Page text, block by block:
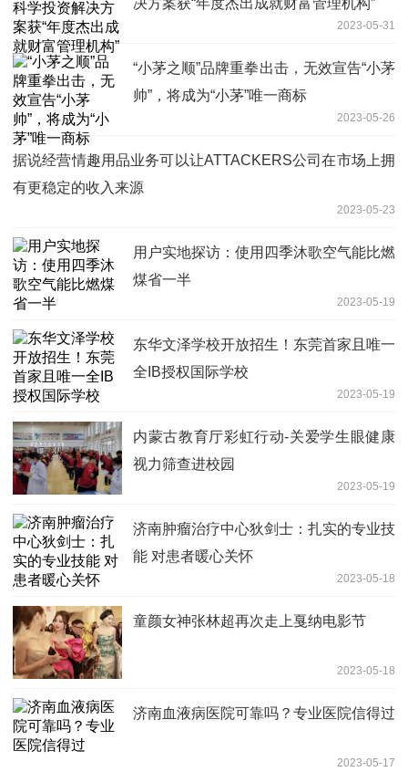
2023-05-31
“小茅之顺”品牌重拳出击，无效宣告“小茅
帅”，将成为“小茅”唯一商标
2023-05-26
据说经营情趣用品业务可以让ATTACKERS公司在市场上拥
有更稳定的收入来源
2023-05-23
用户实地探访：使用四季沐歌空气能比燃
煤省一半
2023-05-19
东华文泽学校开放招生！东莞首家且唯一
全IB授权国际学校
2023-05-19
内蒙古教育厅彩虹行动-关爱学生眼健康
视力筛查进校园
2023-05-19
济南肿瘤治疗中心狄剑士：扎实的专业技
能 对患者暖心关怀
2023-05-18
童颜女神张林超再次走上戛纳电影节
2023-05-18
济南血液病医院可靠吗？专业医院信得过
2023-05-17